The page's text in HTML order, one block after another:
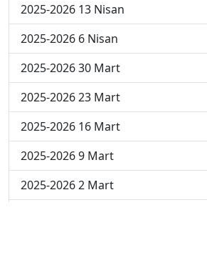
2025-2026 13 Nisan
2025-2026 6 Nisan
2025-2026 30 Mart
2025-2026 23 Mart
2025-2026 16 Mart
2025-2026 9 Mart
2025-2026 2 Mart